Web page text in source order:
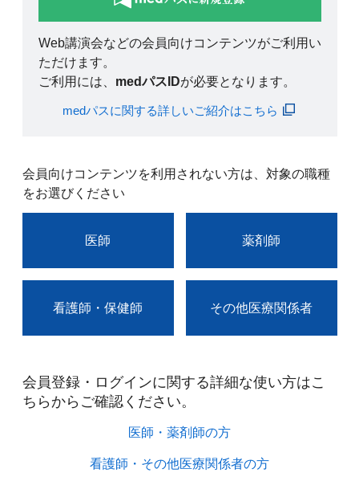
Web講演会などの会員向けコンテンツがご利用い
ただけます。
ご利用には、 medパスIDが必要となります。
medパスに関する詳しいご紹介はこちら
会員向けコンテンツを利用されない方は、対象の職種
をお選びください
医師 薬剤師
看護師・保健師 その他医療関係者
会員登録・ログインに関する詳細な使い方はこ
ちらからご確認ください。​
医師・薬剤師の方​
看護師・その他医療関係者の方​